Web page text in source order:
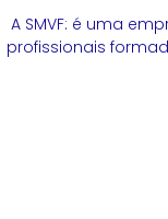
A SMVF: é uma
profissionais